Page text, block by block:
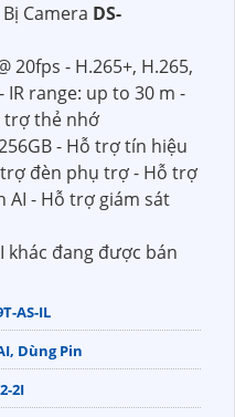
Camera DS-
20fps - H.265+, H.265,
IR range: up to 30 m -
trợ thẻ nhớ
- Hỗ trợ tín hiệu
đèn phụ trợ - Hỗ trợ
- Hỗ trợ giám sát
khác đang được bán
AS-IL
Dùng Pin
2I